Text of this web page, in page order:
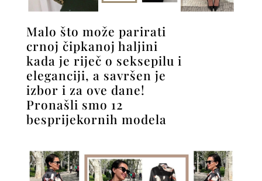
Malo što može parirati
crnoj čipkanoj haljini
kada je riječ o seksepilu i
eleganciji, a savršen je
izbor i za ove dane!
Pronašli smo 12
besprijekornih modela